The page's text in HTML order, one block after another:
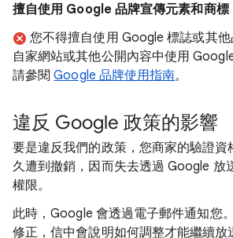
擅自使用 Google 品牌宣傳元素和商標
您不得擅自使用 Google 標誌或其
自家網站或其他公開內容中使用
請參閱Google 品牌使用指南。
違反 Google 政策的影響
要是違反我們的政策，您商家的驗證資
久遭到撤銷，因而失去透過 Google 放
權限。
此時，Google 會透過電子郵件通知您
修正，信中會說明如何調整才能繼續放